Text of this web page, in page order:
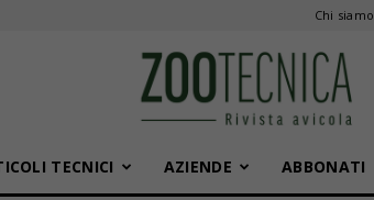
Chi siamo
TECNICI AZIENDE ABBONATI